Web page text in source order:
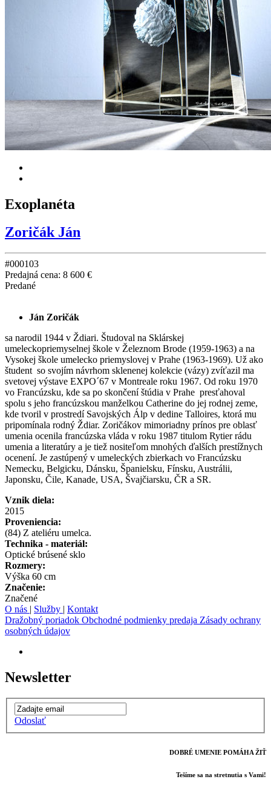
Exoplanéta
Zoričák Ján
#000103
Predajná cena: 8 600 €
Predané
Ján Zoričák
sa narodil 1944 v Ždiari. Študoval na Sklárskej
umeleckopriemyselnej škole v Železnom Brode (1959-1963) a na
Vysokej škole umelecko priemyslovej v Prahe (1963-1969). Už ako
študent so svojím návrhom sklenenej kolekcie (vázy) zvíťazil ma
svetovej výstave EXPO´67 v Montreale roku 1967. Od roku 1970
vo Francúzsku, kde sa po skončení štúdia v Prahe presťahoval
spolu s jeho francúzskou manželkou Catherine do jej rodnej zeme,
kde tvoril v prostredí Savojských Álp v dedine Talloires, ktorá mu
pripomínala rodný Ždiar. Zoričákov mimoriadny prínos pre oblasť
umenia ocenila francúzska vláda v roku 1987 titulom Rytier rádu
umenia a literatúry a je tiež nositeľom mnohých ďalších prestížnych
ocenení. Je zastúpený v umeleckých zbierkach vo Francúzsku
Nemecku, Belgicku, Dánsku, Španielsku, Fínsku, Austrálii,
Japonsku, Čile, Kanade, USA, Švajčiarsku, ČR a SR.
Vznik diela:
2015
Proveniencia:
(84) Z ateliéru umelca.
Technika - materiál:
Optické brúsené sklo
Rozmery:
Výška 60 cm
Značenie:
Značené
O nás | Služby | Kontakt
Dražobný poriadok Obchodné podmienky predaja Zásady ochrany
osobných údajov
Newsletter
Odoslať
DOBRÉ UMENIE POMÁHA ŽIŤ
Tešíme sa na stretnutia s Vami!